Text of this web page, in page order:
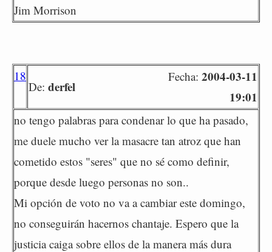
Jim Morrison
18
De: derfel
Fecha: 2004-03-11
19:01
no tengo palabras para condenar lo que ha pasado,
me duele mucho ver la masacre tan atroz que han
cometido estos "seres" que no sé como definir,
porque desde luego personas no son..
Mi opción de voto no va a cambiar este domingo,
no conseguirán hacernos chantaje. Espero que la
justicia caiga sobre ellos de la manera más dura